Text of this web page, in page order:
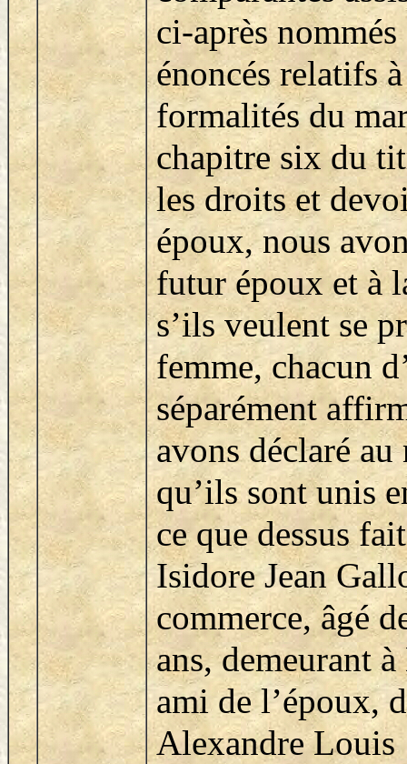
ci-après nommés
énoncés relatifs
formalités du
chapitre six du
les droits et
époux, nous
futur époux et à
s’ils veulent se
femme, chacun
séparément
avons déclaré
qu’ils sont unis
ce que dessus
Isidore Jean
commerce, âgé
ans, demeurant
ami de l’époux,
Alexandre Louis